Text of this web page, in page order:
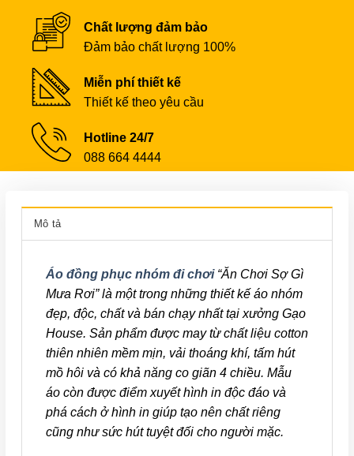
Chất lượng đảm bảo
Đảm bảo chất lượng 100%
Miễn phí thiết kế
Thiết kế theo yêu cầu
Hotline 24/7
088 664 4444
Mô tả
Áo đồng phục nhóm đi chơi“Ăn Chơi Sợ Gì
Mưa Rơi” là một trong những thiết kế áo nhóm
đẹp, độc, chất và bán chạy nhất tại xưởng Gạo
House. Sản phẩm được may từ chất liệu cotton
thiên nhiên mềm mịn, vải thoáng khí, tấm hút
mồ hôi và có khả năng co giãn 4 chiều. Mẫu
áo còn được điểm xuyết hình in độc đáo và
phá cách ở hình in giúp tạo nên chất riêng
cũng như sức hút tuyệt đối cho người mặc.